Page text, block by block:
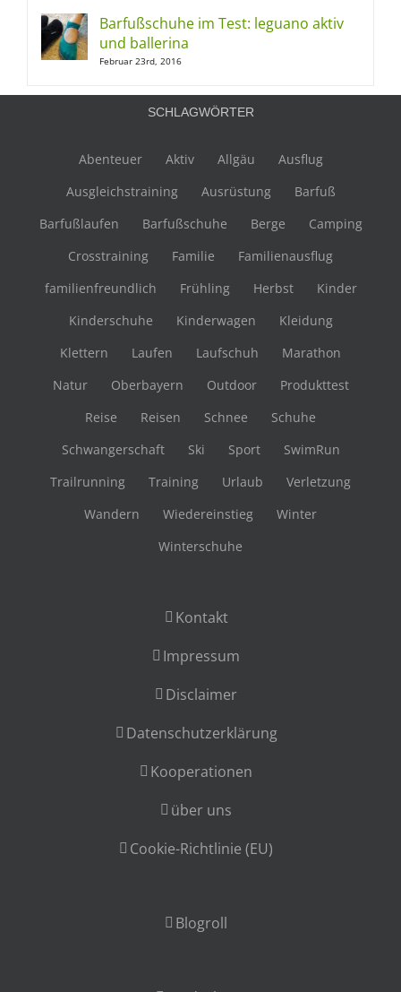
Barfußschuhe im Test: leguano aktiv
und ballerina
Februar 23rd, 2016
SCHLAGWÖRTER
Abenteuer Aktiv Allgäu
Ausflug
Ausgleichstraining
Ausrüstung
Barfuß
Barfußlaufen
Barfußschuhe Berge
Camping
Crosstraining
Familie
Familienausflug
familienfreundlich
Frühling Herbst
Kinder
Kinderschuhe
Kinderwagen
Kleidung
Klettern
Laufen Laufschuh
Marathon
Natur
Oberbayern Outdoor
Produkttest
Reise
Reisen Schnee
Schuhe
Schwangerschaft
Ski Sport
SwimRun
Trailrunning
Training Urlaub
Verletzung
Wandern
Wiedereinstieg
Winter
Winterschuhe
Kontakt
Impressum
Disclaimer
Datenschutzerklärung
Kooperationen
über uns
Cookie-Richtlinie (EU)
Blogroll